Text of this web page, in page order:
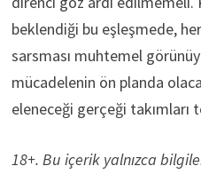
beklendiği bu eşleşmede,
sarsması muhtemel
mücadelenin ön planda
eleneceği gerçeği
18+. Bu içerik yalnızca